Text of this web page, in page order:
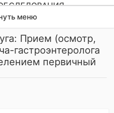
АМБУЛАТОРНЫХ
меню
Прием (осмотр,
гастроэнтеролога
первичный